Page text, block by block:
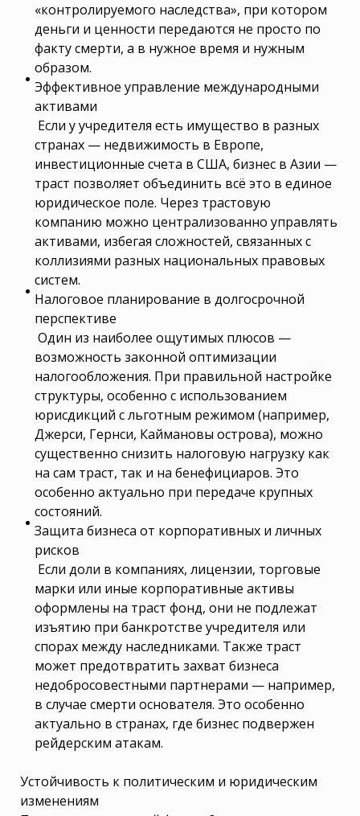
«контролируемого наследства», при котором
деньги и ценности передаются не просто по
факту смерти, а в нужное время и нужным
образом.
Эффективное управление международными
активами
Если у учредителя есть имущество в разных
странах — недвижимость в Европе,
инвестиционные счета в США, бизнес в Азии —
траст позволяет объединить всё это в единое
юридическое поле. Через трастовую
компанию можно централизованно управлять
активами, избегая сложностей, связанных с
коллизиями разных национальных правовых
систем.
Налоговое планирование в долгосрочной
перспективе
Один из наиболее ощутимых плюсов —
возможность законной оптимизации
налогообложения. При правильной настройке
структуры, особенно с использованием
юрисдикций с льготным режимом (например,
Джерси, Гернси, Каймановы острова), можно
существенно снизить налоговую нагрузку как
на сам траст, так и на бенефициаров. Это
особенно актуально при передаче крупных
состояний.
Защита бизнеса от корпоративных и личных
рисков
Если доли в компаниях, лицензии, торговые
марки или иные корпоративные активы
оформлены на траст фонд, они не подлежат
изъятию при банкротстве учредителя или
спорах между наследниками. Также траст
может предотвратить захват бизнеса
недобросовестными партнерами — например,
в случае смерти основателя. Это особенно
актуально в странах, где бизнес подвержен
рейдерским атакам.
Устойчивость к политическим и юридическим
изменениям